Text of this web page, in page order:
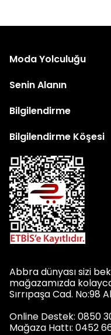
Moda Yolculuğu
Senin Alanın
Bilgilendirme
Bilgilendirme Köşesi
Abbra dünyası sizi
mağazamızda
Sırrıpaşa Cad. No:98
Online Destek: 0850
Mağaza Hattı: 0452